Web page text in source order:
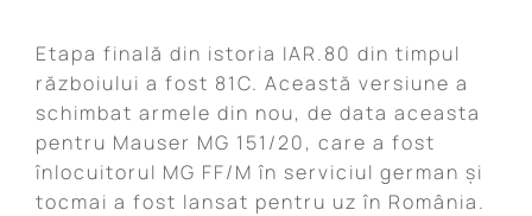
Etapa finală din istoria IAR.80 din timpul
războiului a fost 81C. Această versiune a
schimbat armele din nou, de data aceasta
pentru Mauser MG 151/20, care a fost
înlocuitorul MG FF/M în serviciul german și
tocmai a fost lansat pentru uz în România.